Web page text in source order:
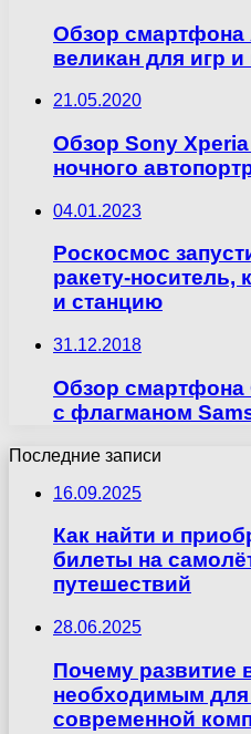
Обзор смартфона
великан для игр
21.05.2020
Обзор Sony
ночного
04.01.2023
Роскосмос
ракету-носитель,
и станцию
31.12.2018
Обзор смартфона
с флагманом
Последние записи
16.09.2025
Как найти и
билеты на
путешествий
28.06.2025
Почему развитие
необходимым для
современной